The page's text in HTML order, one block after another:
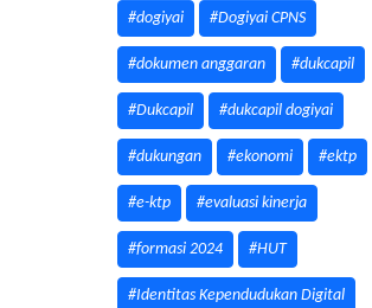
#dogiyai #Dogiyai CPNS
#dokumen anggaran #dukcapil
#Dukcapil #dukcapil dogiyai
#dukungan #ekonomi #ektp
#e-ktp #evaluasi kinerja
#formasi 2024 #HUT
#Identitas Kependudukan Digital